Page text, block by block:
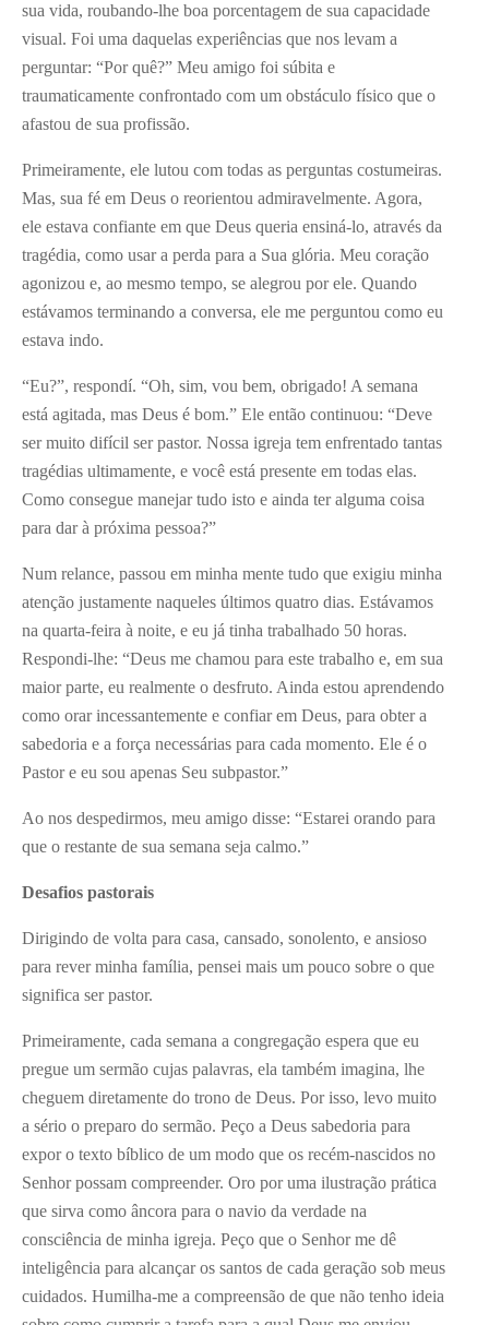
sua vida, roubando-lhe boa porcentagem de sua capacidade
visual. Foi uma daquelas experiências que nos levam a
perguntar: “Por quê?” Meu amigo foi súbita e
traumaticamente confrontado com um obstáculo físico que o
afastou de sua profissão.
Primeiramente, ele lutou com todas as perguntas costumeiras.
Mas, sua fé em Deus o reorientou admiravelmente. Agora,
ele estava confiante em que Deus queria ensiná-lo, através da
tragédia, como usar a perda para a Sua glória. Meu coração
agonizou e, ao mesmo tempo, se alegrou por ele. Quando
estávamos terminando a conversa, ele me perguntou como eu
estava indo.
“Eu?”, respondí. “Oh, sim, vou bem, obrigado! A semana
está agitada, mas Deus é bom.” Ele então continuou: “Deve
ser muito difícil ser pastor. Nossa igreja tem enfrentado tantas
tragédias ultimamente, e você está presente em todas elas.
Como consegue manejar tudo isto e ainda ter alguma coisa
para dar à próxima pessoa?”
Num relance, passou em minha mente tudo que exigiu minha
atenção justamente naqueles últimos quatro dias. Estávamos
na quarta-feira à noite, e eu já tinha trabalhado 50 horas.
Respondi-lhe: “Deus me chamou para este trabalho e, em sua
maior parte, eu realmente o desfruto. Ainda estou aprendendo
como orar incessantemente e confiar em Deus, para obter a
sabedoria e a força necessárias para cada momento. Ele é o
Pastor e eu sou apenas Seu subpastor.”
Ao nos despedirmos, meu amigo disse: “Estarei orando para
que o restante de sua semana seja calmo.”
Desafios pastorais
Dirigindo de volta para casa, cansado, sonolento, e ansioso
para rever minha família, pensei mais um pouco sobre o que
significa ser pastor.
Primeiramente, cada semana a congregação espera que eu
pregue um sermão cujas palavras, ela também imagina, lhe
cheguem diretamente do trono de Deus. Por isso, levo muito
a sério o preparo do sermão. Peço a Deus sabedoria para
expor o texto bíblico de um modo que os recém-nascidos no
Senhor possam compreender. Oro por uma ilustração prática
que sirva como âncora para o navio da verdade na
consciência de minha igreja. Peço que o Senhor me dê
inteligência para alcançar os santos de cada geração sob meus
cuidados. Humilha-me a compreensão de que não tenho ideia